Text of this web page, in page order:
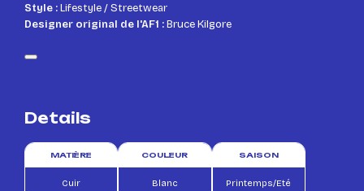
Style :Lifestyle / Streetwear
Designer original de l'AF1 :Bruce Kilgore
Details
MATIÈRE
Cuir
COULEUR
Blanc
SAISON
Printemps/Eté